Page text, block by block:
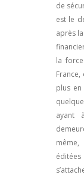
de
est le
après
la force
plus
ayant